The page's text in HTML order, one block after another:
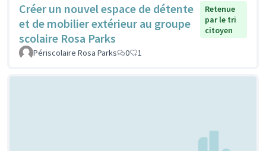
Créer un nouvel espace de détente
et de mobilier extérieur au groupe
scolaire Rosa Parks
Retenue
par le tri
citoyen
Périscolaire Rosa Parks 0 1